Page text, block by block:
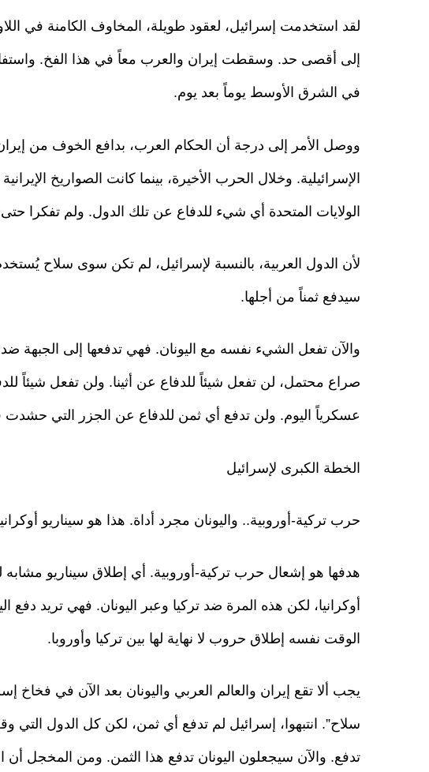
لقد استخدمت إسرائيل، لعقود طويلة، المخاوف الكامنة في
إلى أقصى حد. وسقطت إيران والعرب معاً في هذا الفخ.
في الشرق الأوسط يوماً بعد يوم.
ووصل الأمر إلى درجة أن الحكام العرب، بدافع الخوف من
الإسرائيلية. وخلال الحرب الأخيرة، بينما كانت الصواريخ
الولايات المتحدة أي شيء للدفاع عن تلك الدول. ولم تفكرا
لأن الدول العربية، بالنسبة لإسرائيل، لم تكن سوى سلاح
سيدفع ثمناً من أجلها.
والآن تفعل الشيء نفسه مع اليونان. فهي تدفعها إلى الجبهة
صراع محتمل، لن تفعل شيئاً للدفاع عن أثينا. ولن تفعل شيئاً
عسكرياً اليوم. ولن تدفع أي ثمن للدفاع عن الجزر التي حشدت
الخطة الكبرى لإسرائيل
حرب تركية-أوروبية.. واليونان مجرد أداة. هذا هو سيناريو
هدفها هو إشعال حرب تركية-أوروبية. أي إطلاق سيناريو مشابه
أوكرانيا، لكن هذه المرة ضد تركيا وعبر اليونان. فهي تريد دفع
الوقت نفسه إطلاق حروب لا نهاية لها بين تركيا وأوروبا.
يجب ألا تقع إيران والعالم العربي واليونان بعد الآن في فخاخ
سلاح”. انتبهوا، إسرائيل لم تدفع أي ثمن، لكن كل الدول
تدفع. والآن سيجعلون اليونان تدفع هذا الثمن. ومن المخجل أن